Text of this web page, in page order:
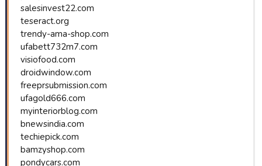
salesinvest22.com
teseract.org
trendy-ama-shop.com
ufabett732m7.com
visiofood.com
droidwindow.com
freeprsubmission.com
ufagold666.com
myinteriorblog.com
bnewsindia.com
techiepick.com
bamzyshop.com
pondycars.com